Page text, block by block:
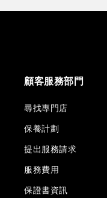
顧客服務部門
尋找專門店
保養計劃
提出服務請求
服務費用
保證書資訊